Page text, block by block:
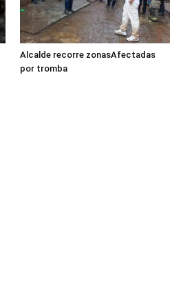
Alcalde recorre zonasAfectadas
por tromba